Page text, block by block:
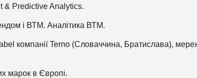
& Predictive Analytics.
і ВТМ. Аналітика ВТМ.
компанії Terno (Словаччина, Братислава),
марок в Європі.